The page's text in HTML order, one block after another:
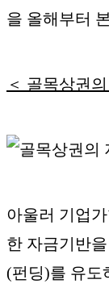
을 올해부터
＜ 골목상권
아울러 기업
한 자금기반
(펀딩)를 유도